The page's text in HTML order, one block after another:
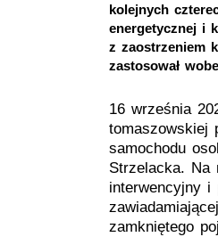
kolejnych
energetycznej i
z zaostrzeniem
zastosował
16 września
tomaszowskiej
samochodu
Strzelacka. Na
interwencyjny i
zamkniętego